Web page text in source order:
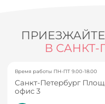
В САНКТ-
Время работы ПН-ПТ 9.00-18.00
Санкт-Петербург
офис 3